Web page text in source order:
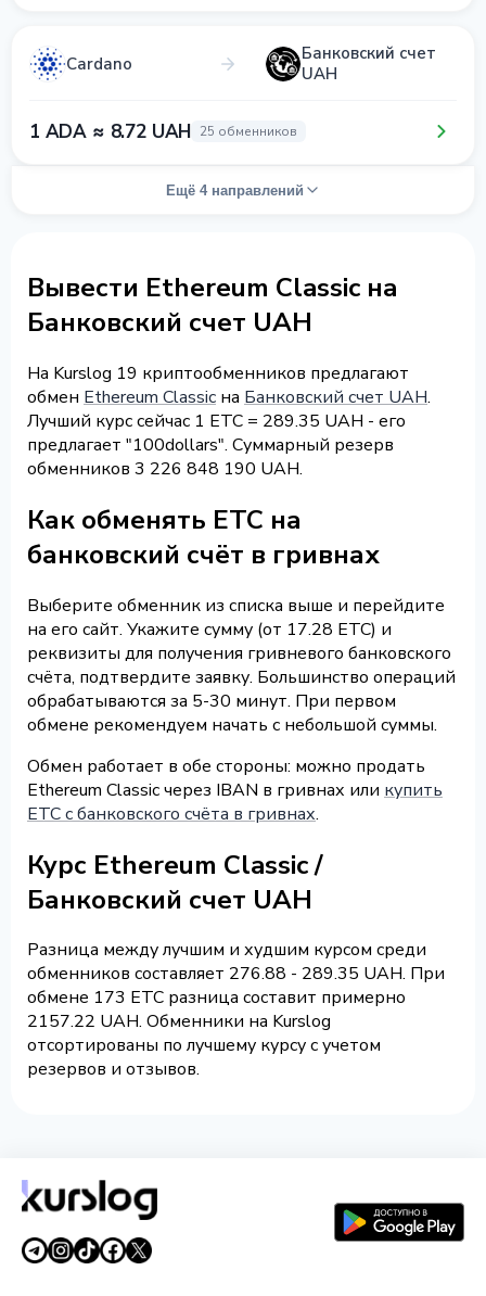
Cardano
Банковский счет
UAH
1 ADA ≈ 8.72 UAH 25 обменников
Ещё 4 направлений
Вывести Ethereum Classic на
Банковский счет UAH
На Kurslog 19 криптообменников предлагают
обмен Ethereum Classic на Банковский счет UAH.
Лучший курс сейчас 1 ETC = 289.35 UAH - его
предлагает "100dollars". Суммарный резерв
обменников 3 226 848 190 UAH.
Как обменять ETC на
банковский счёт в гривнах
Выберите обменник из списка выше и перейдите
на его сайт. Укажите сумму (от 17.28 ETC) и
реквизиты для получения гривневого банковского
счёта, подтвердите заявку. Большинство операций
обрабатываются за 5-30 минут. При первом
обмене рекомендуем начать с небольшой суммы.
Обмен работает в обе стороны: можно продать
Ethereum Classic через IBAN в гривнах или купить
ETC с банковского счёта в гривнах.
Курс Ethereum Classic /
Банковский счет UAH
Разница между лучшим и худшим курсом среди
обменников составляет 276.88 - 289.35 UAH. При
обмене 173 ETC разница составит примерно
2157.22 UAH. Обменники на Kurslog
отсортированы по лучшему курсу с учетом
резервов и отзывов.